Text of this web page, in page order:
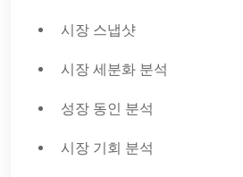
시장 스냅샷
시장 세분화 분석
성장 동인 분석
시장 기회 분석